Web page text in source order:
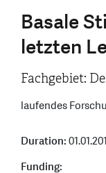
Basale
letzten
Fachgebiet:
laufendes
Duration:
Funding: